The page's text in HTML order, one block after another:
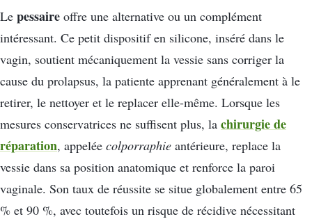
Le pessaire offre une alternative ou un complément
intéressant. Ce petit dispositif en silicone, inséré dans le
vagin, soutient mécaniquement la vessie sans corriger la
cause du prolapsus, la patiente apprenant généralement à le
retirer, le nettoyer et le replacer elle-même. Lorsque les
mesures conservatrices ne suffisent plus, la chirurgie de
réparation, appelée colporraphie antérieure, replace la
vessie dans sa position anatomique et renforce la paroi
vaginale. Son taux de réussite se situe globalement entre 65
% et 90 %, avec toutefois un risque de récidive nécessitant